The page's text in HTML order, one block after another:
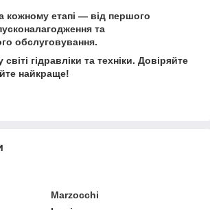
кожному етапі — від першого
та
обслуговування.
гідравліки та техніки. Довіряйте
найкраще!
Marzocchi